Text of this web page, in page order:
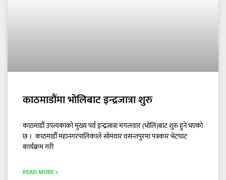
काठमाडौंमा भोलिबाट इन्द्रजात्रा शुरु
काठमाडौँ उपत्यकाको मुख्य पर्व इन्द्रजात्रा मंगलवार (भोलि)बाट शुरु हुने भएको
छ । काठमाडौँ महानगरपालिकाले सोमवार वसन्तपुरमा पत्रकार भेटघाट
कार्यक्रम गरी
READ MORE »